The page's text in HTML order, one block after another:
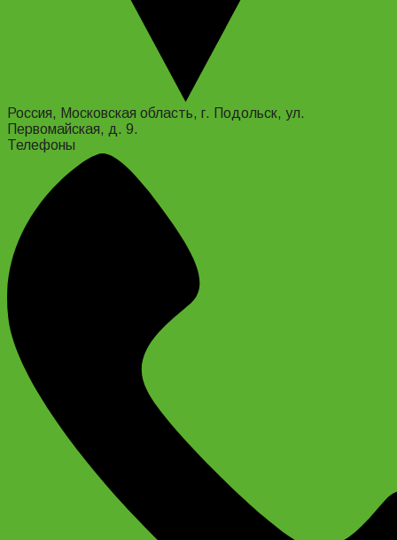
Россия, Московская область, г. Подольск, ул.
Первомайская, д. 9.
Телефоны